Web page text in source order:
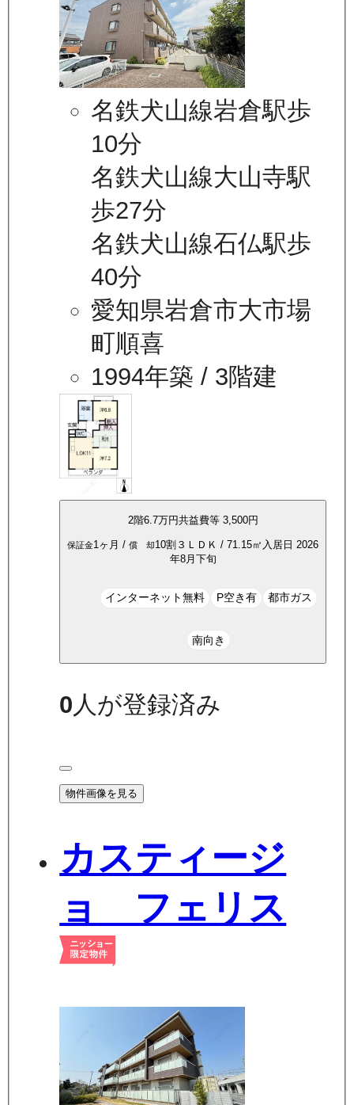
名鉄犬山線岩倉駅歩
10分
名鉄犬山線大山寺駅
歩27分
名鉄犬山線石仏駅歩
40分
愛知県岩倉市大市場
町順喜
1994年築 / 3階建
2階6.7万円共益費等 3,500円
保証金1ヶ月 / 償 却10割 ３ＬＤＫ / 71.15㎡ 入居日 2026
年8月下旬
インターネット無料 P空き有 都市ガス
南向き
0 人が登録済み
物件画像を見る
カスティージ
ョ フェリス